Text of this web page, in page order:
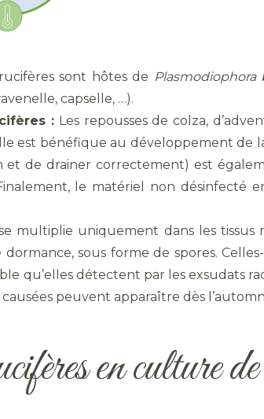
sont hôtes de Plasmodiophora
capselle, …).
: Les repousses de colza,
est bénéfique au développement de
de drainer correctement) est
le matériel non désinfecté
multiplie uniquement dans les tissus
sous forme de spores.
qu’elles détectent par les exsudats
causées peuvent apparaître dès
en culture